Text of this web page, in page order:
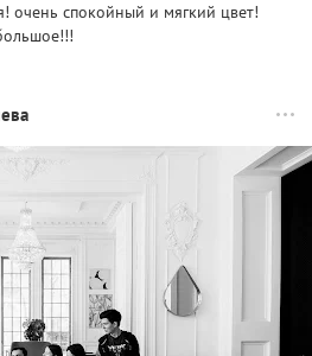
очень спокойный и мягкий цвет!